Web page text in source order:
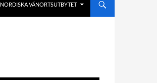
NORDISKA VÄNORTSUTBYTET